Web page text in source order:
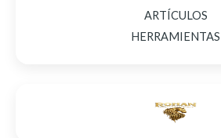
ARTÍCULOS
HERRAMIENTAS